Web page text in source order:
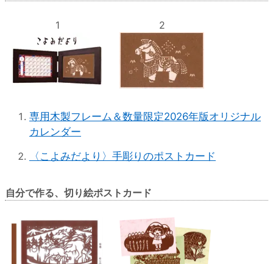
1 2
専用木製フレーム＆数量限定2026年版オリジナル
カレンダー
〈こよみだより〉手彫りのポストカード
自分で作る、切り絵ポストカード